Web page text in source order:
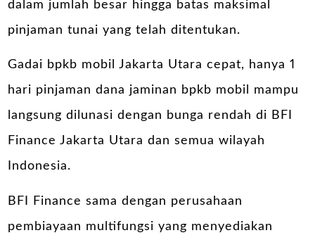
dalam jumlah besar hingga batas maksimal
pinjaman tunai yang telah ditentukan.
Gadai bpkb mobil
Jakarta Utara cepat, hanya 1
hari pinjaman dana jaminan bpkb mobil mampu
langsung dilunasi dengan bunga rendah di BFI
Finance Jakarta Utara dan semua wilayah
Indonesia.
BFI Finance sama dengan perusahaan
pembiayaan multifungsi yang menyediakan